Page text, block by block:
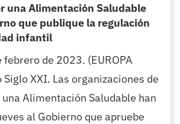
una Alimentación Saludable
que publique la regulación
infantil
febrero de 2023. (EUROPA
Siglo XXI. Las organizaciones de
Alimentación Saludable han
al Gobierno que apruebe